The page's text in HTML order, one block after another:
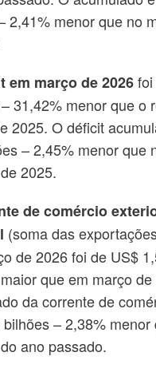
2,41% menor que no
em março de 2026foi
31,42% menor que o
2025. O déficit
– 2,45% menor que
2025.
de comércio
(soma das
de 2026 foi de US$
que em março
da corrente de
– 2,38% menor
ano passado.